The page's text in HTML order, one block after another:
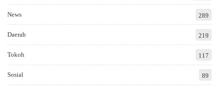
News 289
Daerah 219
Tokoh 117
Sosial 89